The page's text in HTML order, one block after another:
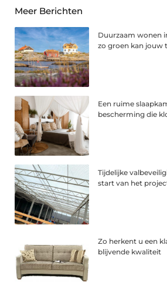
Meer Berichten
Duurzaam wonen
zo groen kan jouw
Een ruime
bescherming die
Tijdelijke
start van het
Zo herkent u een
blijvende kwaliteit